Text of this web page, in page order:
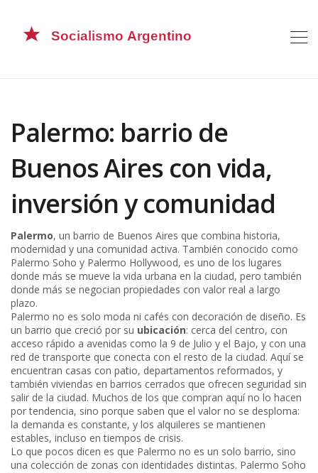
Palermo: barrio de
Buenos Aires con vida,
inversión y comunidad
Palermo,un barrio de Buenos Aires que combina historia,
modernidad y una comunidad activa. También conocido como
Palermo Soho y Palermo Hollywood, es uno de los lugares
donde más se mueve la vida urbana en la ciudad, pero también
donde más se negocian propiedades con valor real a largo
plazo.
Palermo no es solo moda ni cafés con decoración de diseño. Es
un barrio que creció por su ubicación: cerca del centro, con
acceso rápido a avenidas como la 9 de Julio y el Bajo, y con una
red de transporte que conecta con el resto de la ciudad. Aquí se
encuentran casas con patio, departamentos reformados, y
también viviendas en barrios cerrados que ofrecen seguridad sin
salir de la ciudad. Muchos de los que compran aquí no lo hacen
por tendencia, sino porque saben que el valor no se desploma:
la demanda es constante, y los alquileres se mantienen
estables, incluso en tiempos de crisis.
Lo que pocos dicen es que Palermo no es un solo barrio, sino
una colección de zonas con identidades distintas. Palermo Soho